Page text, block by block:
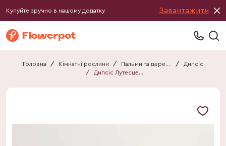
Купуйте зручно в нашому додатку Завантажити
Головна / Кімнатні рослини / Пальми та дерева /
Дипсіс
/
Дипсіс Лутесценс